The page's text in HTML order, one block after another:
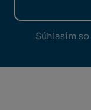
Súhlasím so